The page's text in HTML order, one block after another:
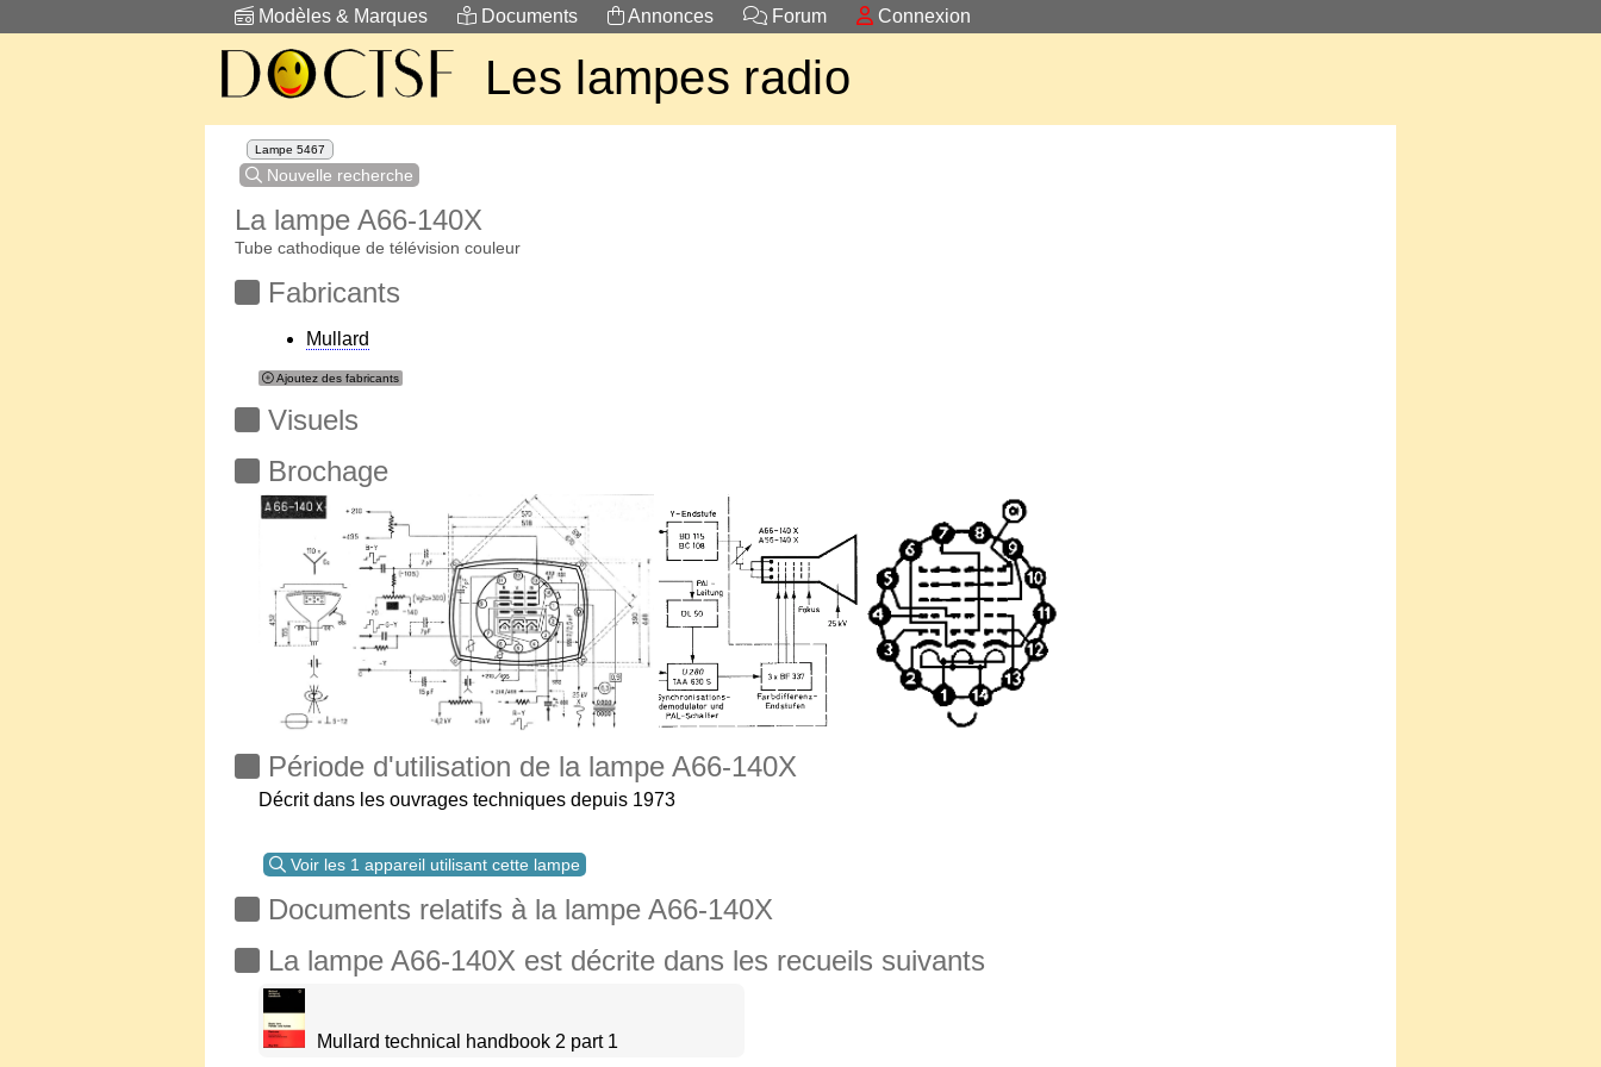
Modèles & Marques Documents Annonces Forum Connexion
Les lampes radio
Lampe 5467
Nouvelle recherche
La lampe A66-140X
Tube cathodique de télévision couleur
Fabricants
Mullard
Ajoutez des fabricants
Visuels
Brochage
Période d'utilisation de la lampe A66-140X
Décrit dans les ouvrages techniques depuis 1973
Voir les 1 appareil utilisant cette lampe
Documents relatifs à la lampe A66-140X
La lampe A66-140X est décrite dans les recueils suivants
Mullard technical handbook 2 part 1